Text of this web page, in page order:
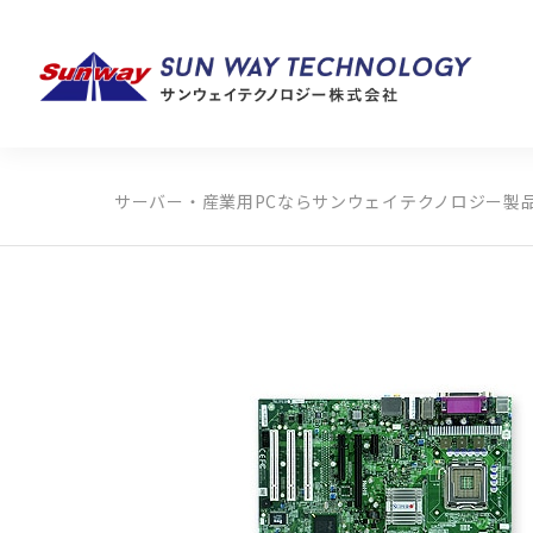
製品カテゴリから探す
メーカーから探す
サーバー・産業用PCならサンウェイテクノロジー製